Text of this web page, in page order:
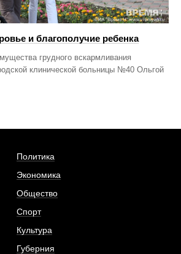
и благополучие ребенка
грудного вскармливания
клинической больницы №40 Ольгой
Политика
Экономика
Общество
Спорт
Культура
Губерния